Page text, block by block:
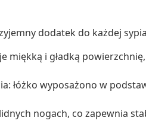
dodatek do każdej
miękką i gładką
łóżko wyposażono w
nogach, co zapewnia